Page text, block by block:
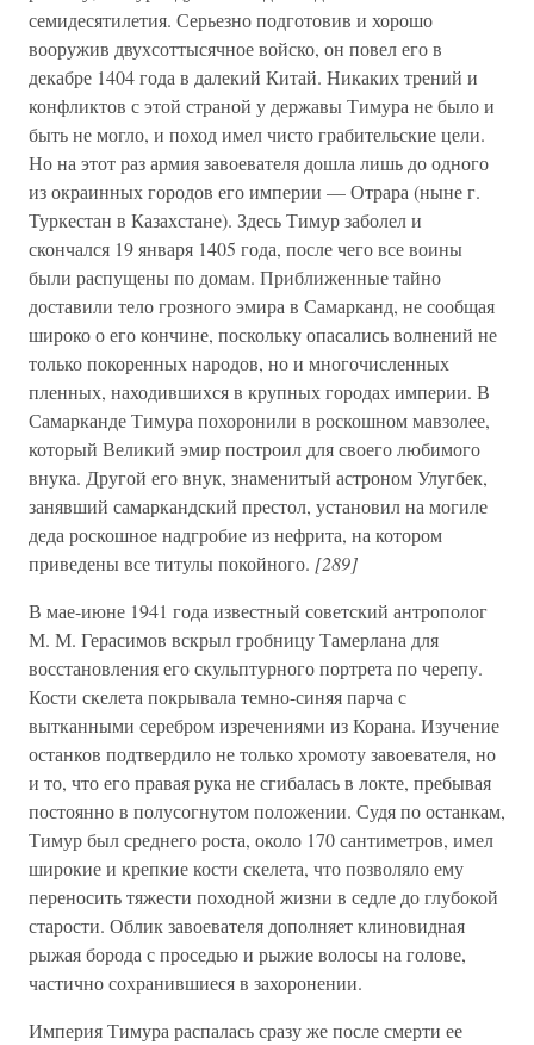
семидесятилетия. Серьезно подготовив и хорошо
вооружив двухсоттысячное войско, он повел его в
декабре 1404 года в далекий Китай. Никаких трений и
конфликтов с этой страной у державы Тимура не было и
быть не могло, и поход имел чисто грабительские цели.
Но на этот раз армия завоевателя дошла лишь до одного
из окраинных городов его империи — Отрара (ныне г.
Туркестан в Казахстане). Здесь Тимур заболел и
скончался 19 января 1405 года, после чего все воины
были распущены по домам. Приближенные тайно
доставили тело грозного эмира в Самарканд, не сообщая
широко о его кончине, поскольку опасались волнений не
только покоренных народов, но и многочисленных
пленных, находившихся в крупных городах империи. В
Самарканде Тимура похоронили в роскошном мавзолее,
который Великий эмир построил для своего любимого
внука. Другой его внук, знаменитый астроном Улугбек,
занявший самаркандский престол, установил на могиле
деда роскошное надгробие из нефрита, на котором
приведены все титулы покойного. [289]
В мае-июне 1941 года известный советский антрополог
М. М. Герасимов вскрыл гробницу Тамерлана для
восстановления его скульптурного портрета по черепу.
Кости скелета покрывала темно-синяя парча с
вытканными серебром изречениями из Корана. Изучение
останков подтвердило не только хромоту завоевателя, но
и то, что его правая рука не сгибалась в локте, пребывая
постоянно в полусогнутом положении. Судя по останкам,
Тимур был среднего роста, около 170 сантиметров, имел
широкие и крепкие кости скелета, что позволяло ему
переносить тяжести походной жизни в седле до глубокой
старости. Облик завоевателя дополняет клиновидная
рыжая борода с проседью и рыжие волосы на голове,
частично сохранившиеся в захоронении.
Империя Тимура распалась сразу же после смерти ее